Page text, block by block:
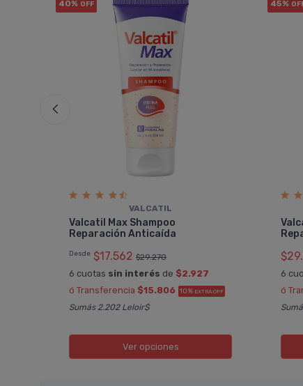
40% OFF
VALCATIL
Valcatil Max Shampoo
Reparación Anticaí­da
Desde $17.562 $29.270
6 cuotas sin interés de $2.927
ó Transferencia $15.806 10% EXTRA OFF
Sumás 2.202 Leloir$
Ver opciones
45%
6
ó